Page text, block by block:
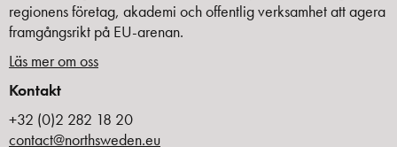
regionens företag, akademi och offentlig verksamhet att agera
framgångsrikt på EU-arenan.
Läs mer om oss
Kontakt
+32 (0)2 282 18 20
contact@northsweden.eu